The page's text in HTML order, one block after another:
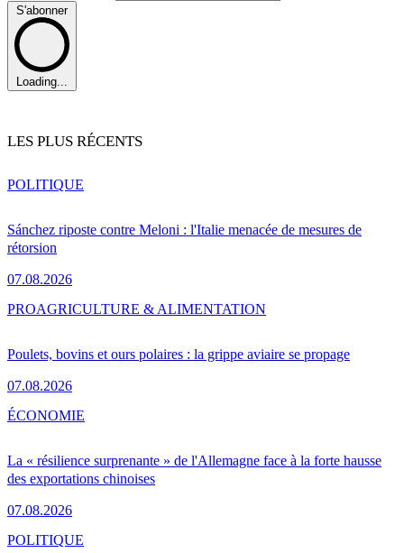
S'abonner
Loading...
LES PLUS RÉCENTS
Sánchez riposte contre Meloni : l'Italie menacée de mesures de
rétorsion
07.08.2026
POLITIQUE
Poulets, bovins et ours polaires : la grippe aviaire se propage
07.08.2026
PROAGRICULTURE & ALIMENTATION
La « résilience surprenante » de l'Allemagne face à la forte hausse
des exportations chinoises
07.08.2026
ÉCONOMIE
POLITIQUE